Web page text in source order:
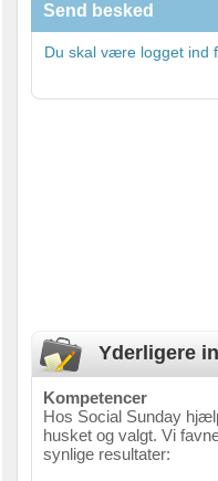
Send besked
Du skal være logget ind
Yderligere
Kompetencer
Hos Social Sunday
husket og valgt. Vi
synlige resultater: